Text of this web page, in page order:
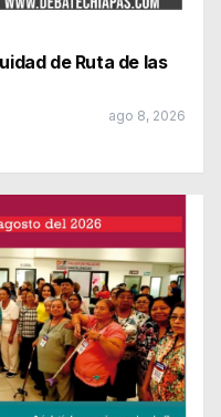
de Ruta de las
ago 8, 2026